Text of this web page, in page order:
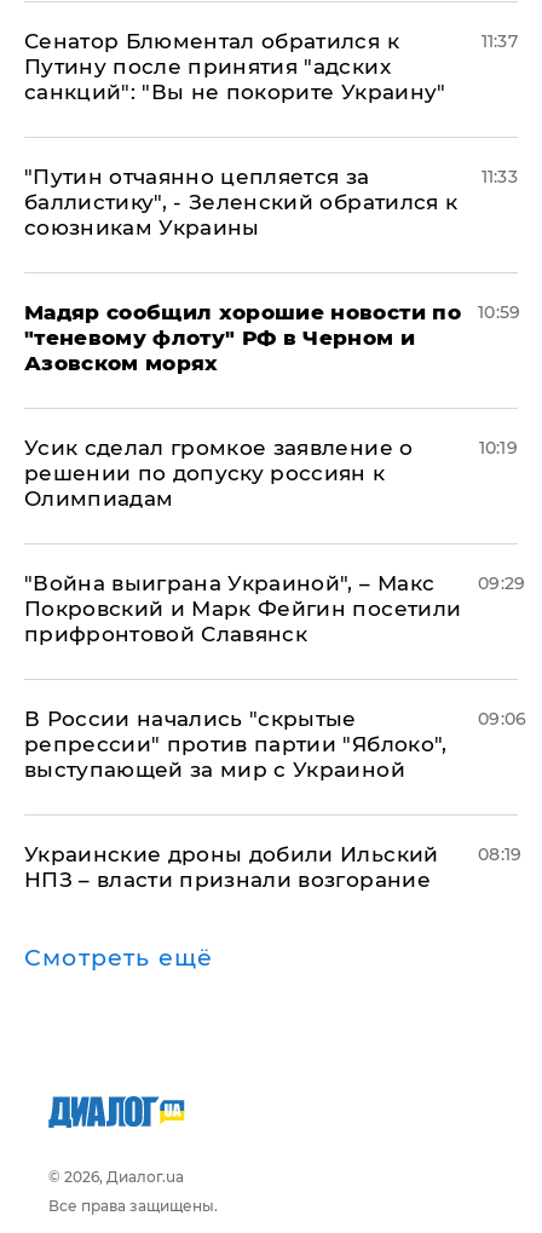
Сенатор Блюментал обратился к
Путину после принятия "адских
санкций": "Вы не покорите Украину"
11:37
"Путин отчаянно цепляется за
баллистику", - Зеленский обратился к
союзникам Украины
11:33
Мадяр сообщил хорошие новости по
"теневому флоту" РФ в Черном и
Азовском морях
10:59
Усик сделал громкое заявление о
решении по допуску россиян к
Олимпиадам
10:19
"Война выиграна Украиной", – Макс
Покровский и Марк Фейгин посетили
прифронтовой Славянск
09:29
В России начались "скрытые
репрессии" против партии "Яблоко",
выступающей за мир с Украиной
09:06
Украинские дроны добили Ильский
НПЗ – власти признали возгорание
08:19
Смотреть ещё
© 2026, Диалог.ua
Все права защищены.